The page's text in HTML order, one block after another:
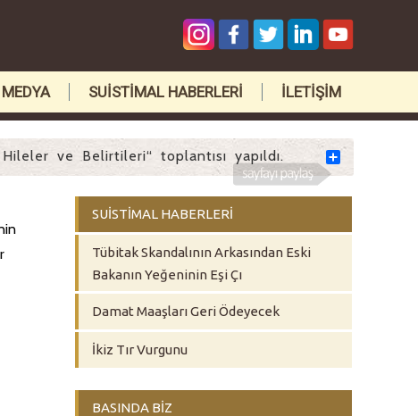
SUİSTİMAL HABERLERİ İLETİŞİM
ve Belirtileri“ toplantısı yapıldı.
SUİSTİMAL HABERLERİ
Tübitak Skandalının Arkasından Eski
Bakanın Yeğeninin Eşi Çı
Damat Maaşları Geri Ödeyecek
İkiz Tır Vurgunu
BASINDA BİZ